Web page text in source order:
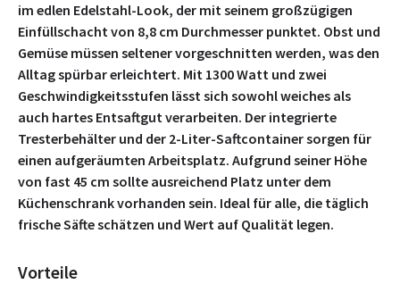
im edlen Edelstahl-Look, der mit seinem großzügigen
Einfüllschacht von 8,8 cm Durchmesser punktet. Obst und
Gemüse müssen seltener vorgeschnitten werden, was den
Alltag spürbar erleichtert. Mit 1300 Watt und zwei
Geschwindigkeitsstufen lässt sich sowohl weiches als
auch hartes Entsaftgut verarbeiten. Der integrierte
Tresterbehälter und der 2-Liter-Saftcontainer sorgen für
einen aufgeräumten Arbeitsplatz. Aufgrund seiner Höhe
von fast 45 cm sollte ausreichend Platz unter dem
Küchenschrank vorhanden sein. Ideal für alle, die täglich
frische Säfte schätzen und Wert auf Qualität legen.
Vorteile